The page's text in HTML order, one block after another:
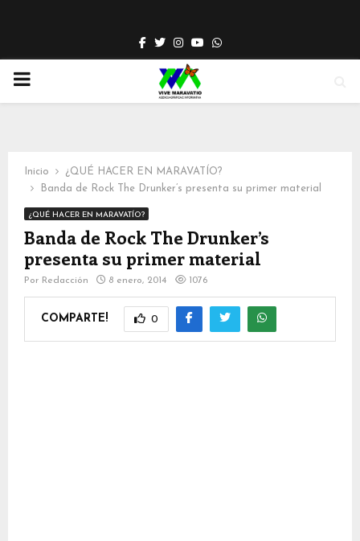
Facebook
TwitterInstagram
YoutubeWhatsapp
PRIMARY
Inicio
¿QUÉ HACER EN MARAVATÍO?
Banda de Rock The Drunker’s presenta su primer material
¿QUÉ HACER EN MARAVATÍO?
Banda de Rock The Drunker’s
presenta su primer material
Por Redacción 8 enero, 2014 1076
COMPARTE! 0